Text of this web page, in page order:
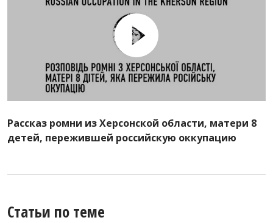
Рассказ ромни из Херсонской области, матери 8
детей, пережившей российскую оккупацию
Статьи по теме